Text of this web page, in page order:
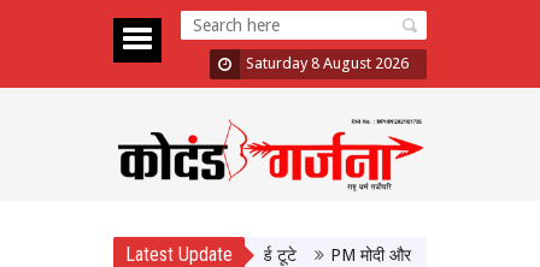
Saturday 8 August 2026
Latest Update
तूफान, 48 घंटे में 10 फिल्मों के रिकॉर्ड टूटे PM मोदी और CM योगी की मुलाकात,